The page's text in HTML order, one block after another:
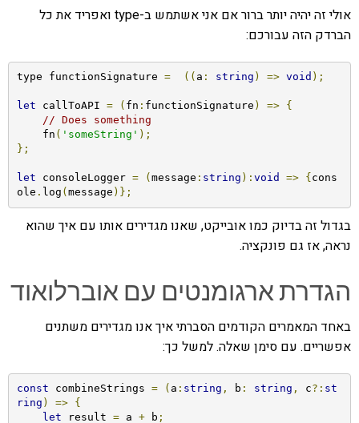
אולי זה יהיה יותר ברור אם אני אשתמש ב-type ואפריד את כל
הברדק הזה עבורכם:
type functionSignature = (( a : string ) => void );
let callToAPI = ( fn : functionSignature ) =>
{
// Does something
    fn
( 'someString' );
};
let consoleLogger = ( message : string ): void => { cons
ole . log ( message )};
בגדול זה בדיוק כמו אובייקט, שאנו מגדירים אותו עם איך שהוא
נראה, אז גם פונקציה.
הגדרת ארגומנטים עם אוברלואוד
באחד המאמרים הקודמים הסברתי איך אנו מגדירים משתנים
אפשריים. עם סימן שאלה. למשל כך:
const combineStrings = ( a : string , b : string , c?: st
ring ) =>
{
let result = a + b ;